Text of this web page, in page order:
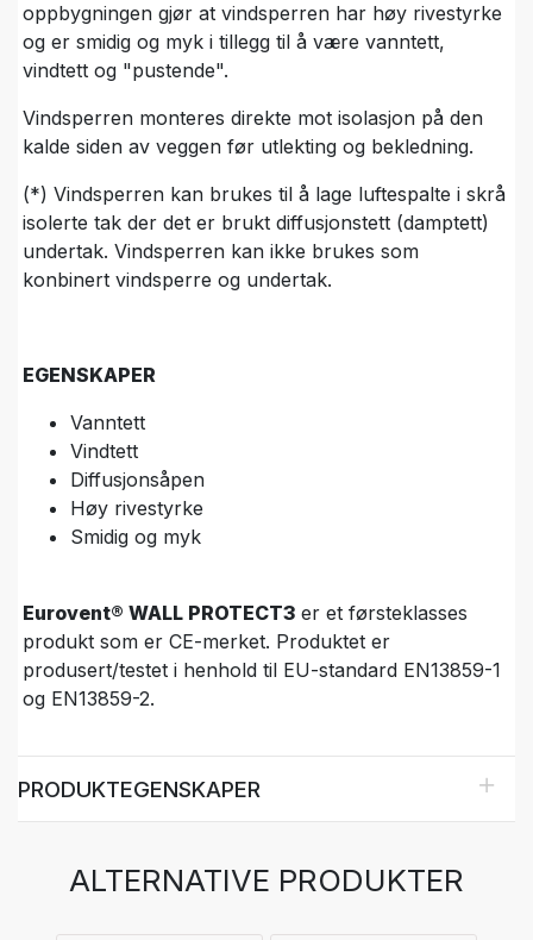
oppbygningen gjør at vindsperren har høy rivestyrke
og er smidig og myk i tillegg til å være vanntett,
vindtett og "pustende".
Vindsperren monteres direkte mot isolasjon på den
kalde siden av veggen før utlekting og bekledning.
(*) Vindsperren kan brukes til å lage luftespalte i skrå
isolerte tak der det er brukt diffusjonstett (damptett)
undertak. Vindsperren kan ikke brukes som
konbinert vindsperre og undertak.
EGENSKAPER
Vanntett
Vindtett
Diffusjonsåpen
Høy rivestyrke
Smidig og myk
Eurovent® WALL PROTECT3 er et førsteklasses
produkt som er CE-merket. Produktet er
produsert/testet i henhold til EU-standard EN13859-1
og EN13859-2.
PRODUKTEGENSKAPER
ALTERNATIVE PRODUKTER